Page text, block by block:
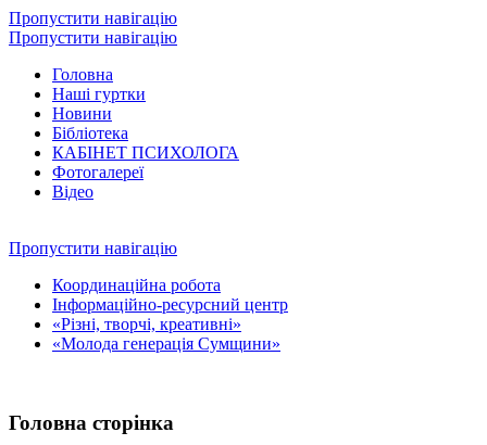
Пропустити навігацію
Пропустити навігацію
Головна
Наші гуртки
Новини
Бібліотека
КАБІНЕТ ПСИХОЛОГА
Фотогалереї
Відео
Пропустити навігацію
Координаційна робота
Інформаційно-ресурсний центр
«Різні, творчі, креативні»
«Молода генерація Сумщини»
Головна сторінка